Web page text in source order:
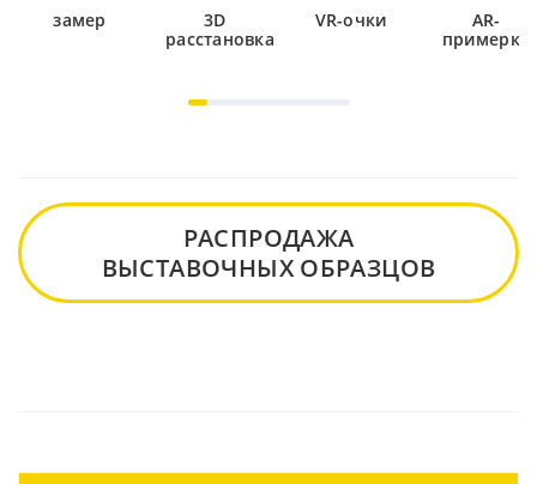
замер
3D
расстановка
VR-очки
AR-
примерка
РАСПРОДАЖА
ВЫСТАВОЧНЫХ ОБРАЗЦОВ